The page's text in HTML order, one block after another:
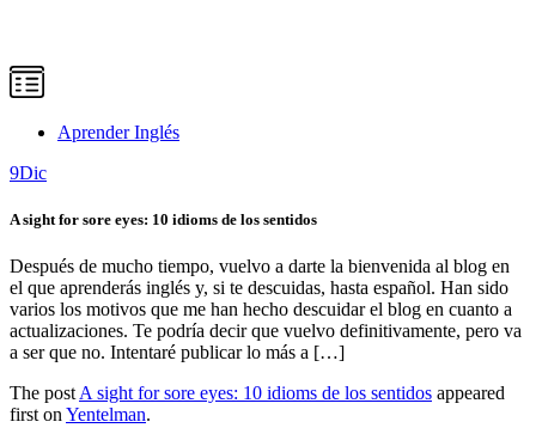
Aprender Inglés
9Dic
A sight for sore eyes: 10 idioms de los sentidos
Después de mucho tiempo, vuelvo a darte la bienvenida al blog en
el que aprenderás inglés y, si te descuidas, hasta español. Han sido
varios los motivos que me han hecho descuidar el blog en cuanto a
actualizaciones. Te podría decir que vuelvo definitivamente, pero va
a ser que no. Intentaré publicar lo más a […]
The post A sight for sore eyes: 10 idioms de los sentidos appeared
first on Yentelman.